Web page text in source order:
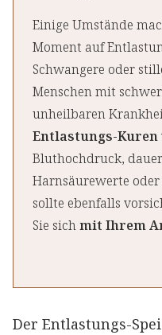
Einige Umstände
Moment auf
Schwangere oder
Menschen mit
unheilbaren
Entlastungs-
Bluthochdruck,
Harnsäurewerte
sollte ebenfalls
Sie sichmit Ihrem
Der Entlastungs-